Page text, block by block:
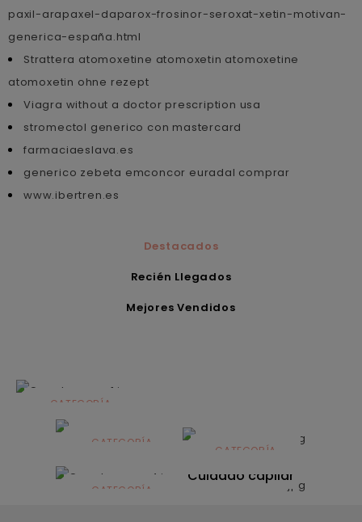
paxil-arapaxel-daparox-frosinor-seroxat-xetin-motivan-
generica-españa.html
Strattera atomoxetine atomoxetin atomoxetine
atomoxetin ohne rezept
Viagra without a doctor prescription usa
stromectol generico con mastercard
farmaciaeslava.es
generico zebeta emconcor euradal comprar
www.ibertren.es
Destacados
Recién Llegados
Mejores Vendidos
CATEGORÍA
Alimentación
infantilCATEGORÍA
Dermocosmética
CATEGORÍA
Solares
CATEGORÍA
Cuidado capilar